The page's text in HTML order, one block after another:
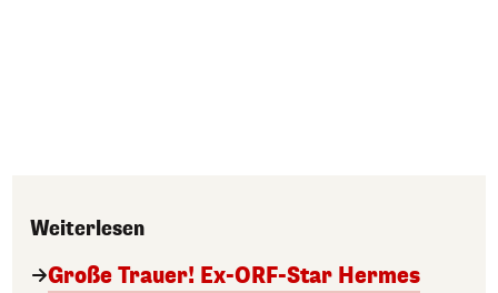
Weiterlesen
Große Trauer! Ex-ORF-Star Hermes